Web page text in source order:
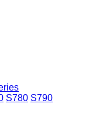
S780 S790